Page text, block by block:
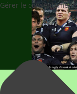
Gérer le consentement